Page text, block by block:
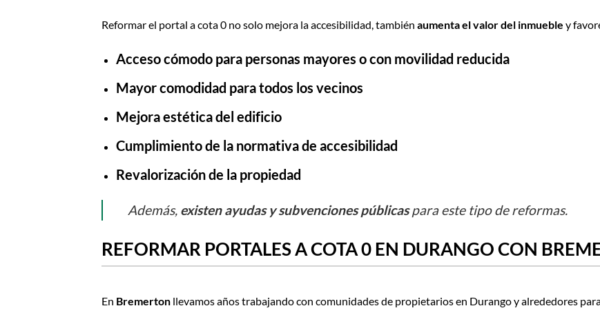
Reformar el portal a cota 0 no solo mejora la accesibilidad, también aumenta el valor del inmueble y
Acceso cómodo para personas mayores o con movilidad reducida
Mayor comodidad para todos los vecinos
Mejora estética del edificio
Cumplimiento de la normativa de accesibilidad
Revalorización de la propiedad
Además, existen ayudas y subvenciones públicaspara este tipo de reformas.
REFORMAR PORTALES A COTA 0 EN DURANGO CON
En Bremerton llevamos años trabajando con comunidades de propietarios en Durango y alrededores